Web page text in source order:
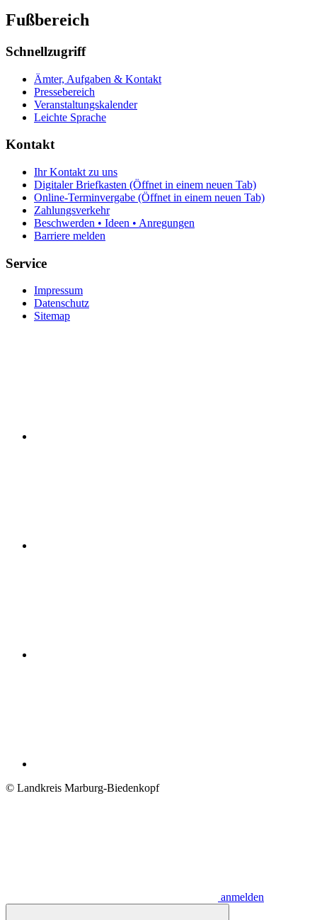
Fußbereich
Schnellzugriff
Ämter, Aufgaben & Kontakt
Pressebereich
Veranstaltungskalender
Leichte Sprache
Kontakt
Ihr Kontakt zu uns
Digitaler Briefkasten (Öffnet in einem neuen Tab)
Online-Terminvergabe (Öffnet in einem neuen Tab)
Zahlungsverkehr
Beschwerden • Ideen • Anregungen
Barriere melden
Service
Impressum
Datenschutz
Sitemap
© Landkreis Marburg-Biedenkopf
anmelden